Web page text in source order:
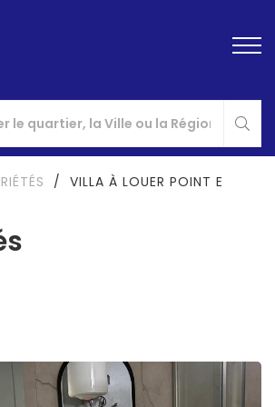
/ VILLA À LOUER POINT E